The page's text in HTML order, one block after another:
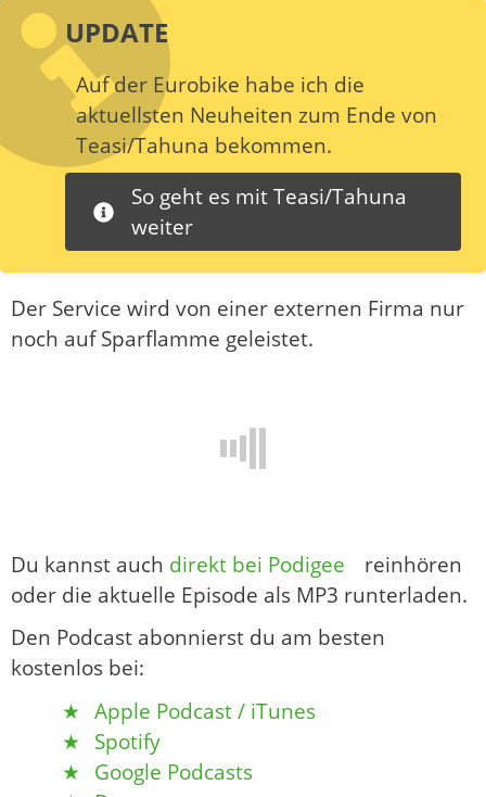
UPDATE
Auf der Eurobike habe ich die
aktuellsten Neuheiten zum Ende von
Teasi/Tahuna bekommen.
So geht es mit Teasi/Tahuna
weiter
Der Service wird von einer externen Firma nur
noch auf Sparflamme geleistet.
Du kannst auch direkt bei Podigee
reinhören
oder die aktuelle Episode als MP3 runterladen.
Den Podcast abonnierst du am besten
kostenlos bei:
Apple Podcast / iTunes
Spotify
Google Podcasts